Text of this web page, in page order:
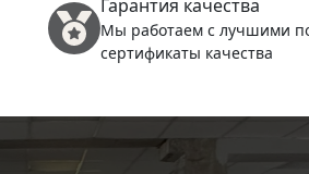
Гарантия качества
Мы работаем с лучшими
сертификаты качества